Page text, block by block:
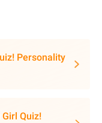
Personality
Quiz!